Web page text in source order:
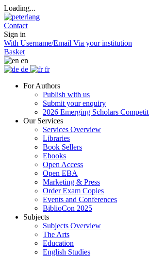
Loading...
Contact
Sign in
With Username/Email Via your institution
Basket
en
de
fr
For Authors
Publish with us
Submit your enquiry
2026 Emerging Scholars
Our Services
Services Overview
Libraries
Book Sellers
Ebooks
Open Access
Open EBA
Marketing & Press
Order Exam Copies
Events and Conferences
BiblioCon 2025
Subjects
Subjects Overview
The Arts
Education
English Studies